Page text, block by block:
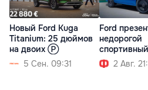
Новый Ford Kuga
Titanium: 25 дюймов
на двоих Ⓟ
5 Сен. 09:31
Ford
недорогой
2 Авг.